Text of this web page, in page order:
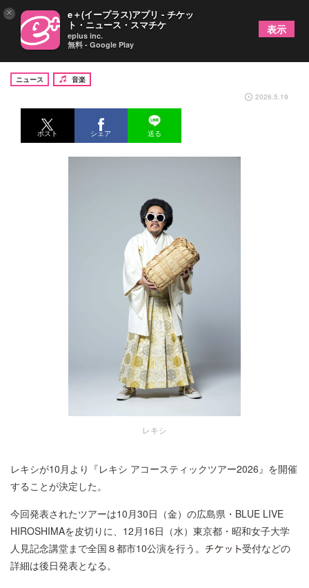
レキシ、10月よりアコースティックツアー開催
ニュース
音楽
2026.5.19
ポスト シェア 送る
レキシ
レキシが10月より『レキシ アコースティックツアー2026』を開催
することが決定した。
今回発表されたツアーは10月30日（金）の広島県・BLUE LIVE
HIROSHIMAを皮切りに、12月16日（水）東京都・昭和女子大学
人見記念講堂まで全国８都市10公演を行う。
受付などの
詳細は後日発表となる。
× e＋(イープラス)アプリ - チケッ
ト・ニュース・スマチケ
eplus inc.
無料 - Google Play
表示